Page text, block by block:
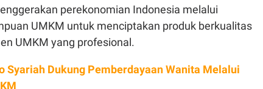
perekonomian Indonesia melalui
UMKM untuk menciptakan produk berkualitas
UMKM yang profesional.
Syariah Dukung Pemberdayaan Wanita Melalui